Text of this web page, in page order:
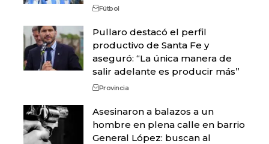
Fútbol
Pullaro destacó el perfil
productivo de Santa Fe y
aseguró: “La única manera de
salir adelante es producir más”
Provincia
Asesinaron a balazos a un
hombre en plena calle en barrio
General López: buscan al